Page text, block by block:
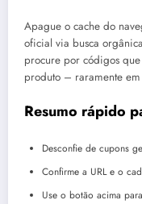
Apague o cache do
oficial via busca
procure por códigos
produto – raramente
Resumo rápido
Desconfie de cupons
Confirme a URL e o
Use o botão acima